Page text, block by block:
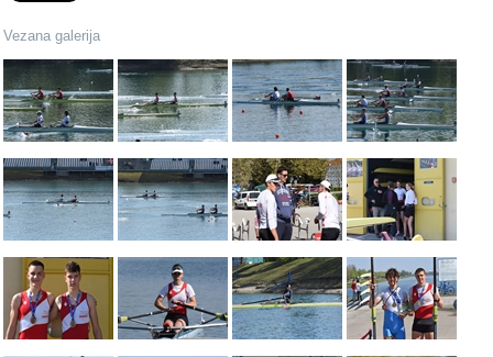
Vezana galerija